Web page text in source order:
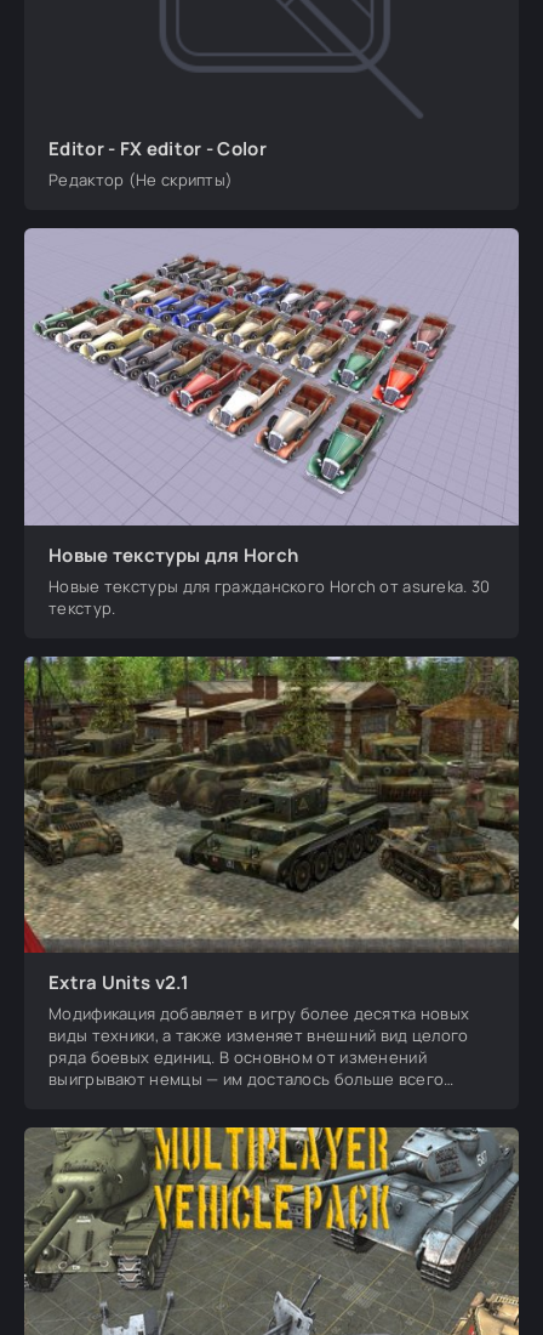
Editor - FX editor - Color
Редактор (Не скрипты)
Новые текстуры для Horch
Новые текстуры для гражданского Horch от asureka. 30
текстур.
Extra Units v2.1
Модификация добавляет в игру более десятка новых
виды техники, а также изменяет внешний вид целого
ряда боевых единиц. В основном от изменений
выигрывают немцы — им досталось больше всего